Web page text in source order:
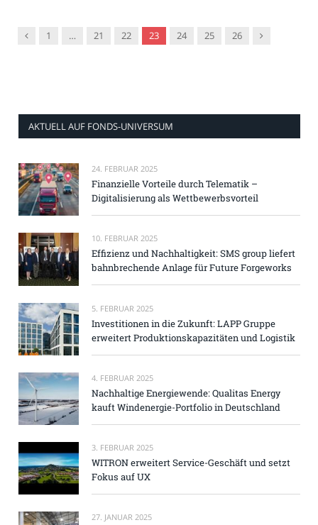
Vorgänger
1 … 21 22 23 24 25 26 Nachfolger
AKTUELL AUF FONDS-UNIVERSUM
24. FEBRUAR 2025
Finanzielle Vorteile durch Telematik –
Digitalisierung als Wettbewerbsvorteil
10. FEBRUAR 2025
Effizienz und Nachhaltigkeit: SMS group liefert
bahnbrechende Anlage für Future Forgeworks
5. FEBRUAR 2025
Investitionen in die Zukunft: LAPP Gruppe
erweitert Produktionskapazitäten und Logistik
4. FEBRUAR 2025
Nachhaltige Energiewende: Qualitas Energy
kauft Windenergie-Portfolio in Deutschland
3. FEBRUAR 2025
WITRON erweitert Service-Geschäft und setzt
Fokus auf UX
27. JANUAR 2025